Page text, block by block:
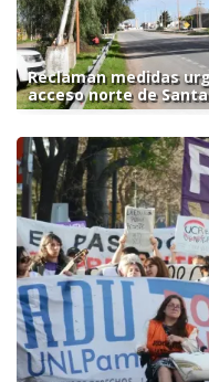
Reclaman medidas
acceso norte de